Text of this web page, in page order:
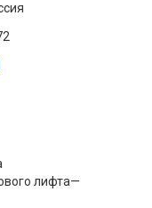
лифта—